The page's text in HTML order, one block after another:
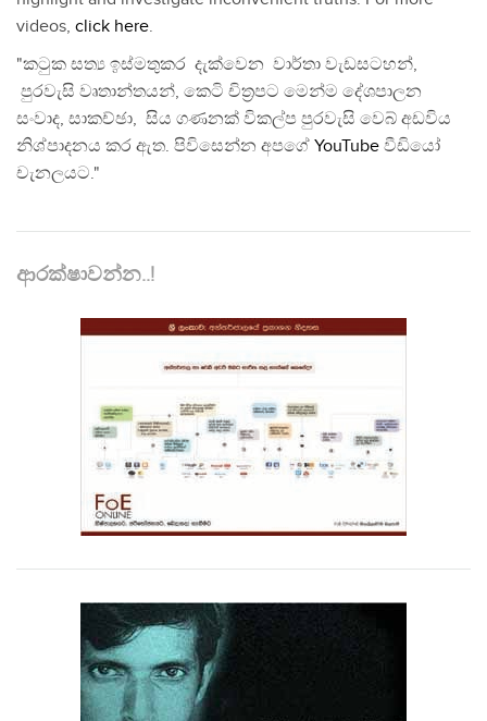
videos, click here.
"කටුක සත්‍ය ඉස්මතුකර දැක්වෙන වාර්තා වැඩසටහන්,
පුරවැසි වෘතාන්තයන්, කෙටි චිත්‍රපට මෙන්ම දේශපාලන
සංවාද, සාකච්ඡා, සිය ගණනක් විකල්ප පුරවැසි වෙබ් අඩවිය
නිශ්පාදනය කර ඇත. පිවිසෙන්න අපගේ YouTube වීඩියෝ
චැනලයට."
ආරක්ෂාවන්න..!